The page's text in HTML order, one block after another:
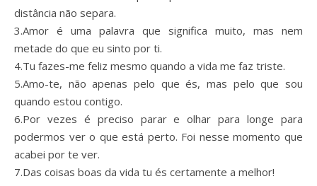
distância não separa.
3.Amor é uma palavra que significa muito, mas nem
metade do que eu sinto por ti.
4.Tu fazes-me feliz mesmo quando a vida me faz triste.
5.Amo-te, não apenas pelo que és, mas pelo que sou
quando estou contigo.
6.Por vezes é preciso parar e olhar para longe para
podermos ver o que está perto. Foi nesse momento que
acabei por te ver.
7.Das coisas boas da vida tu és certamente a melhor!